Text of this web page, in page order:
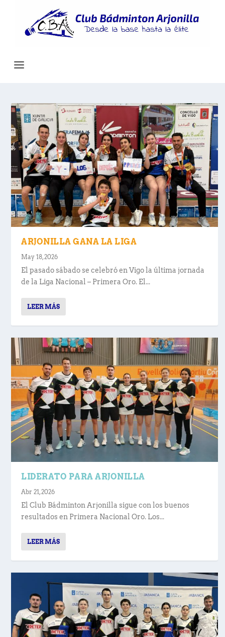
ARJONILLA GANA LA LIGA
May 18, 2026
El pasado sábado se celebró en Vigo la última jornada
de la Liga Nacional – Primera Oro. El...
LEER MÁS
LIDERATO PARA ARJONILLA
Abr 21, 2026
El Club Bádminton Arjonilla sigue con los buenos
resultados en Primera Nacional Oro. Los...
LEER MÁS